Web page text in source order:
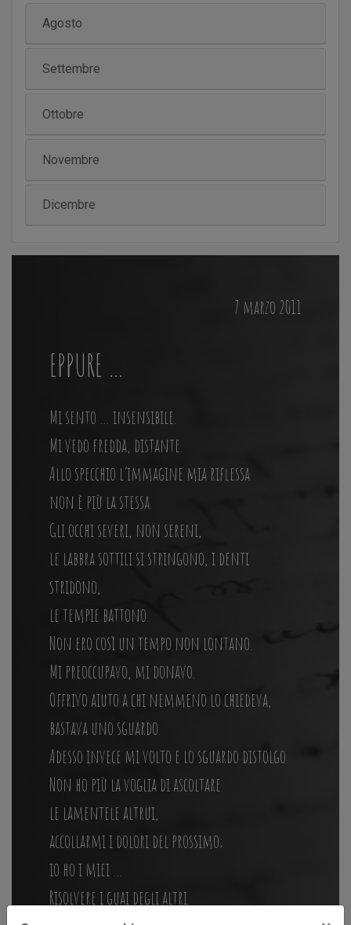
Agosto
Settembre
Ottobre
Novembre
Dicembre
7 marzo 2011
EPPURE …
Mi sento … insensibile.
Mi vedo fredda, distante.
Allo specchio l’immagine mia riflessa
non è più la stessa.
Gli occhi severi, non sereni,
le labbra sottili si stringono, i denti
stridono,
le tempie battono.
Non ero così un tempo non lontano.
Mi preoccupavo, mi donavo.
Offrivo aiuto a chi nemmeno lo chiedeva,
bastava uno sguardo.
Adesso invece mi volto e lo sguardo distolgo.
Non ho più la voglia di ascoltare
le lamentele altrui,
accollarmi i dolori del prossimo;
io ho i miei …
Risolvere i guai degli altri.